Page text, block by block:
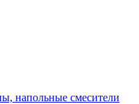
напольные смесители